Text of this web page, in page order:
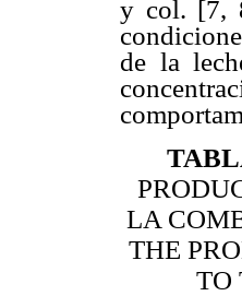
y col. [7,
de la
LA
THE
TO